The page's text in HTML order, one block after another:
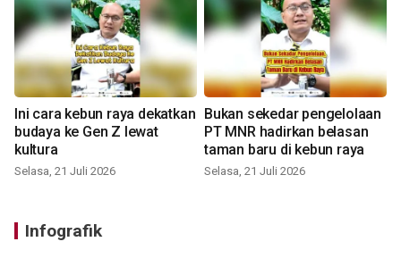
Ini cara kebun raya dekatkan
budaya ke Gen Z lewat
kultura
Selasa, 21 Juli 2026
Bukan sekedar pengelolaan
PT MNR hadirkan belasan
taman baru di kebun raya
Selasa, 21 Juli 2026
Infografik